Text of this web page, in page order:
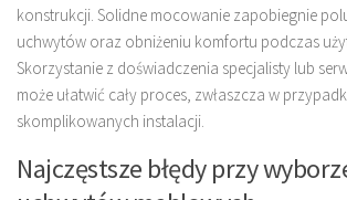
konstrukcji. Solidne mocowanie zapobiegnie
uchwytów oraz obniżeniu komfortu podczas
Skorzystanie z doświadczenia specjalisty lub
może ułatwić cały proces, zwłaszcza w
skomplikowanych instalacji.
Najczęstsze błędy przy